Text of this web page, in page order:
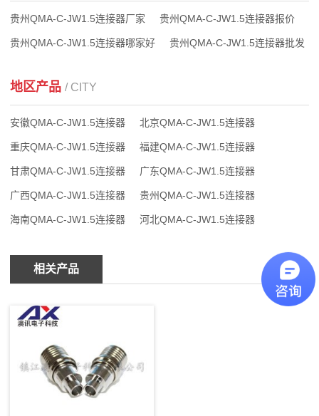
贵州QMA-C-JW1.5连接器厂家 贵州QMA-C-JW1.5连接器报价
贵州QMA-C-JW1.5连接器哪家好 贵州QMA-C-JW1.5连接器批发
地区产品 / CITY
安徽QMA-C-JW1.5连接器 北京QMA-C-JW1.5连接器
重庆QMA-C-JW1.5连接器 福建QMA-C-JW1.5连接器
甘肃QMA-C-JW1.5连接器 广东QMA-C-JW1.5连接器
广西QMA-C-JW1.5连接器 贵州QMA-C-JW1.5连接器
海南QMA-C-JW1.5连接器 河北QMA-C-JW1.5连接器
相关产品